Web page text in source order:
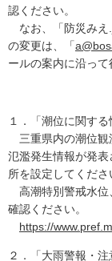
認ください。
なお、「防災みえ
の変更は、「
ールの案内に沿って
１．「潮位に関す
三重県内の潮位観
氾濫発生情報が発
所を設定してくださ
高潮特別警戒水位
確認ください。
https://
２．「大雨警報・